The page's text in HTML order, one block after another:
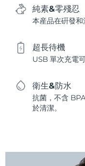
純素&零殘忍
本産品在硏發和
超長待機
USB 單次充電
衛生&防水
抗菌，不含
於清潔。